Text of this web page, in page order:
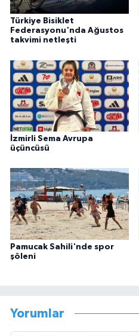
Türkiye Bisiklet
Federasyonu'nda Ağustos
takvimi netleşti
İzmirli Sema Avrupa
üçüncüsü
Pamucak Sahili'nde spor
şöleni
Yorumlar